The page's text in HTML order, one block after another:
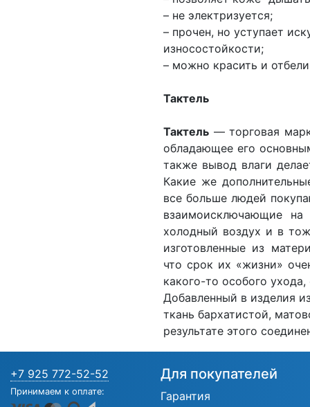
– не электризуется;
– прочен, но уступает
износостойкости;
– можно красить и
Тактель
Тактель — торговая
обладающее его
также вывод влаги
Какие же
все больше людей
взаимоисключающие
холодный воздух и в
изготовленные из
что срок их «жизни»
какого-то особого
Добавленный в изделия
ткань бархатистой,
результате этого
+7 925 772-52-52
Принимаем к оплате:
Для покупателей
Гарантия